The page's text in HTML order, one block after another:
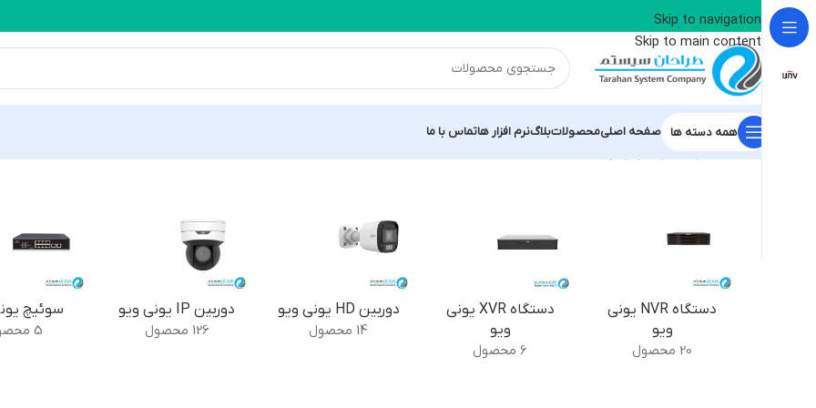
Skip to navigation
Skip to main content
📢 کانال بله طراحان سیستم آریا - نماینده رسمی محصولات یونی ویو
همه دسته ها صفحه اصلیمحصولاتبلاگنرم افزار هاتماس با ما
خانه/محصولات یونی ویو
دستگاه NVR یونی
ویو
20 محصول
دستگاه XVR یونی
ویو
6 محصول
دوربین HD یونی ویو
14 محصول
دوربین IP یونی ویو
126 محصول
سوئیچ
5 محصول